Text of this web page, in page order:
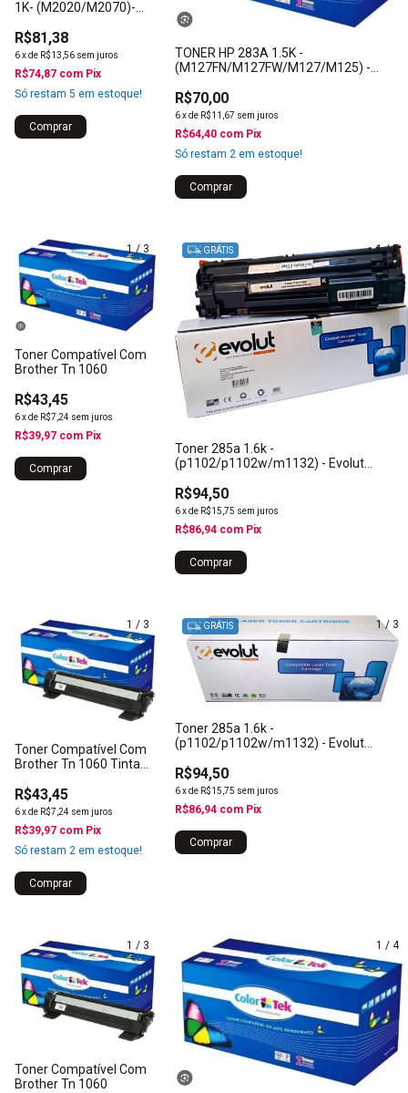
1K- (M2020/M2070)-
R$81,38
6xde R$13,56 sem juros
R$74,87 com Pix
Só restam 5 em estoque!
TONER HP 283A 1.5K -
(M127FN/M127FW/M127/M125) -
R$70,00
6xde R$11,67 sem juros
R$64,40 com Pix
Só restam 2 em estoque!
1 / 3
Toner Compatível Com
Brother Tn 1060
R$43,45
6xde R$7,24 sem juros
R$39,97 com Pix
1/5
GRÁTIS
Toner 285a 1.6k -
(p1102/p1102w/m1132) - Evolut
R$94,50
6xde R$15,75 sem juros
R$86,94 com Pix
1 / 3
Toner Compatível Com
Brother Tn 1060 Tinta
R$43,45
6xde R$7,24 sem juros
R$39,97 com Pix
Só restam 2 em estoque!
1/ 3
GRÁTIS
Toner 285a 1.6k -
(p1102/p1102w/m1132) - Evolut
R$94,50
6xde R$15,75 sem juros
R$86,94 com Pix
Comprar
1 / 3
Toner Compatível Com
Brother Tn 1060
1 / 4